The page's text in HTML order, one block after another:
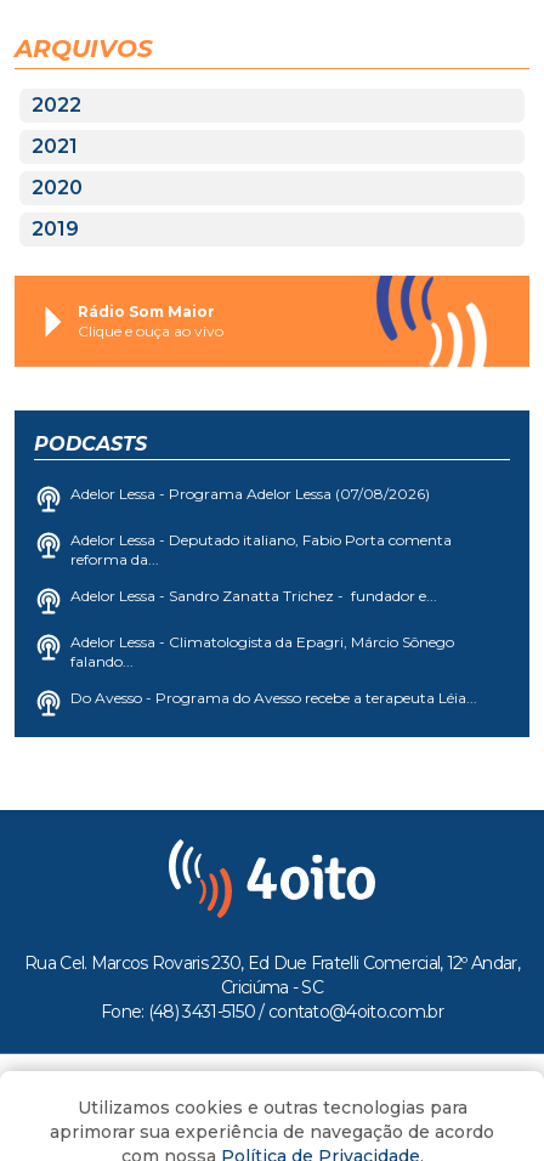
ARQUIVOS
2022
2021
2020
2019
Rádio Som Maior
Clique e ouça ao vivo
PODCASTS
Adelor Lessa - Programa Adelor Lessa (07/08/2026)
Adelor Lessa - Deputado italiano, Fabio Porta comenta
reforma da...
Adelor Lessa - Sandro Zanatta Trichez - fundador e...
Adelor Lessa - Climatologista da Epagri, Márcio Sônego
falando...
Do Avesso - Programa do Avesso recebe a terapeuta Léia...
Rua Cel. Marcos Rovaris 230, Ed Due Fratelli Comercial, 12º Andar,
Criciúma - SC
Fone: (48) 3431-5150 / contato@4oito.com.br
Todos os direitos reservados ao Portal 4oito
Utilizamos cookies e outras tecnologias para
aprimorar sua experiência de navegação de acordo
com nossa Política de Privacidade.